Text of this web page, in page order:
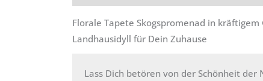
Florale Tapete Skogspromenad in kräftigem
Landhausidyll für Dein Zuhause
Lass Dich betören von der Schönheit